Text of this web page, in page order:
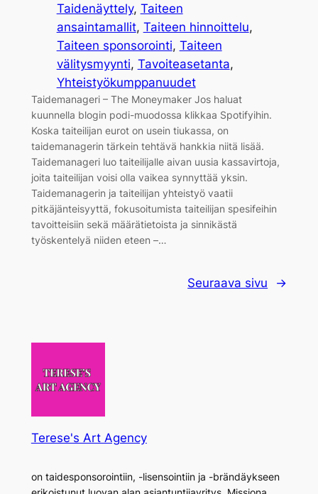
Taidenäyttely, Taiteen
ansaintamallit, Taiteen hinnoittelu
Taiteen sponsorointi, Taiteen
välitysmyynti, Tavoiteasetanta
Yhteistyökumppanuudet
Taidemanageri – The Moneymaker Jos haluat
kuunnella blogin podi-muodossa klikkaa Spotifyihin.
Koska taiteilijan eurot on usein tiukassa, on
taidemanagerin tärkein tehtävä hankkia niitä lisää.
Taidemanageri luo taiteilijalle aivan uusia kassavirtoja,
joita taiteilijan voisi olla vaikea synnyttää yksin.
Taidemanagerin ja taiteilijan yhteistyö vaatii
pitkäjänteisyyttä, fokusoitumista taiteilijan spesifeihin
tavoitteisiin sekä määrätietoista ja sinnikästä
työskentelyä niiden eteen –…
Seuraava sivu →
Terese's Art Agency
on taidesponsorointiin, -lisensointiin ja -brändäykseen